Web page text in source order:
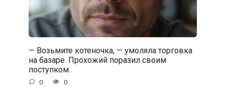
— Возьмите котеночка, — умоляла торговка
на базаре. Прохожий поразил своим
поступком.
0 0